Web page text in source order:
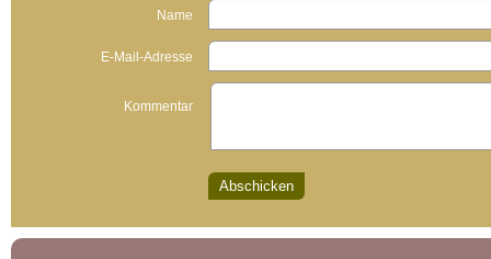
Name
E-Mail-Adresse
Kommentar